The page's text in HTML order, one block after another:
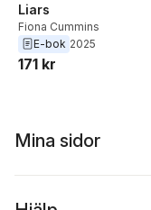
Liars
Fiona Cummins
E-bok 2025
171 kr
Mina sidor